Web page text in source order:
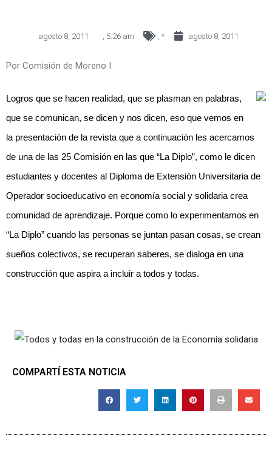
agosto 8, 2011 5:26 am * agosto 8, 2011
Por Comisión de Moreno I
Logros que se hacen realidad, que se plasman en palabras,
que se comunican, se dicen y nos dicen, eso que vemos en
la presentación de la revista que a continuación les acercamos
de una de las 25 Comisión en las que “La Diplo”, como le dicen
estudiantes y docentes al Diploma de Extensión Universitaria de
Operador socioeducativo en economía social y solidaria crea
comunidad de aprendizaje. Porque como lo experimentamos en
“La Diplo” cuando las personas se juntan pasan cosas, se crean
sueños colectivos, se recuperan saberes, se dialoga en una
construcción que aspira a incluir a todos y todas.
COMPARTÍ ESTA NOTICIA